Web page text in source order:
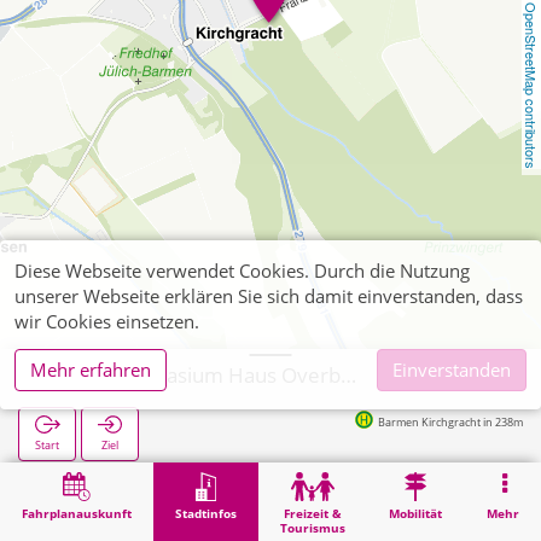
OpenStreetMap contributors
Fahrplanauskunft Stadtinfos
Freizeit &
Tourismus
Mobilität Mehr
Start Ziel
Barmen Kirchgracht in 238m
Stadtinfos Jülich, Gymnasium Haus Overbach (POI)
Diese Webseite verwendet Cookies. Durch die Nutzung
unserer Webseite erklären Sie sich damit einverstanden, dass
wir Cookies einsetzen.
Mehr erfahren
Einverstanden